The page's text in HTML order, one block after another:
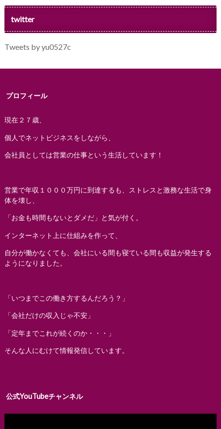
twitter
Tweets by yu0527c
プロフィール
現在２７歳、
個人でネットビジネスをしながら、
会社員としては営業の仕事という生活しています！
営業で年収１０００万円に到達するも、ストレスと激務な生活で身
体を壊し、
「お金も時間もないとダメだ」と気が付く。
インターネット上に仕組みを作って、
自分が働かなくても、会社にいる間も寝ている間も収益が発生する
ようになりました。
「いつまでこの働き方するんだろう？」
「会社だけの収入じゃ不安」
「定年までこれが続くのか・・・」
そんな人にむけて情報発信しています。
公式YouTubeチャンネル